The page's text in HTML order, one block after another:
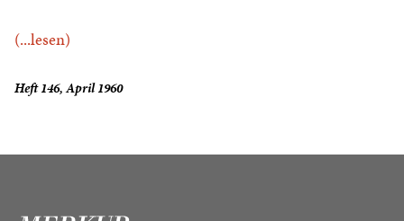
(...lesen)
Heft 146, April 1960